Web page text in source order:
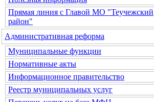
Прямая линия с Главой МО "Теучежский
район"
Административная реформа
Муниципальные функции
Нормативные акты
Информационное правительство
Реестр муниципальных услуг